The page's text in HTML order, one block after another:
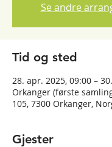
Se andre
Tid og sted
28. apr. 2025, 09:00 –
Orkanger (første
105, 7300 Orkanger,
Gjester